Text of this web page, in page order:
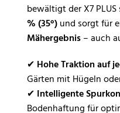
bewältigt der X7
% (35°)und sorgt für
Mähergebnis– auch
✔ Hohe Traktion auf
Gärten mit Hügeln
✔ Intelligente
Bodenhaftung für